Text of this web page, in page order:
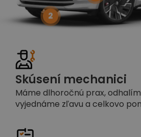
Skúsení mechanici
Máme dlhoročnú prax,
vyjednáme zľavu a celkovo
2